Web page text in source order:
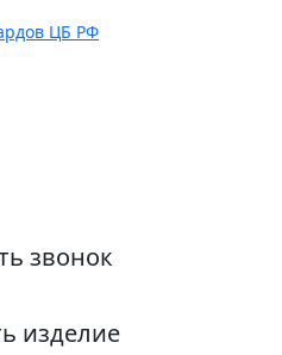
ЦБ РФ
звонок
изделие